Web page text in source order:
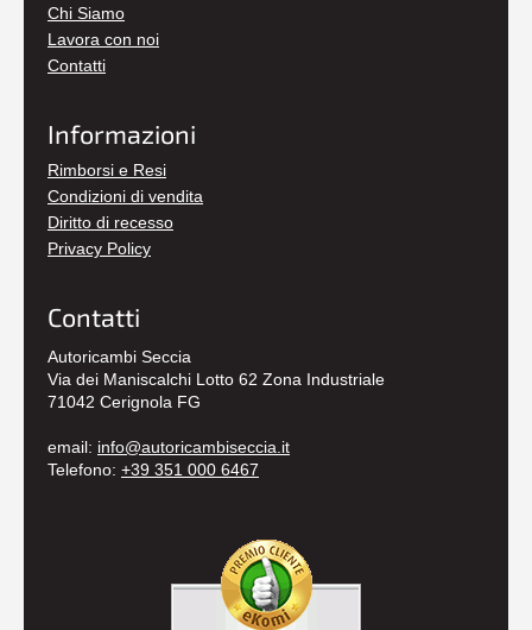
Chi Siamo
Lavora con noi
Contatti
Informazioni
Rimborsi e Resi
Condizioni di vendita
Diritto di recesso
Privacy Policy
Contatti
Autoricambi Seccia
Via dei Maniscalchi Lotto 62 Zona Industriale
71042 Cerignola FG
email: info@autoricambiseccia.it
Telefono: +39 351 000 6467